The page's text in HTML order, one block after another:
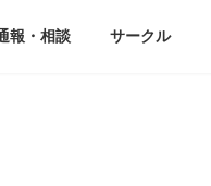
報・相談 サークル